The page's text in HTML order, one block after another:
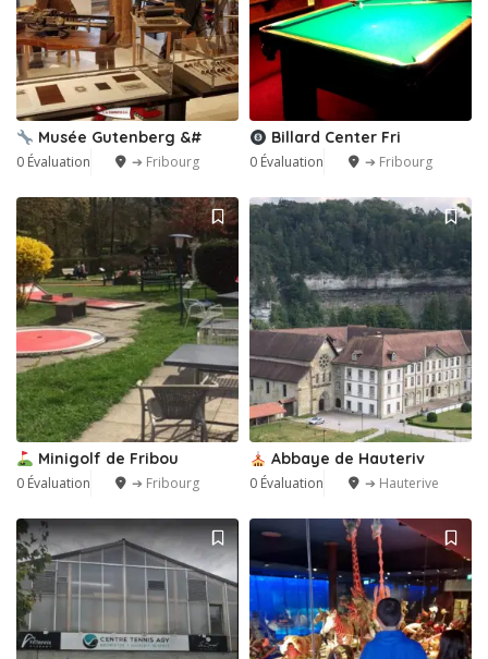
Musée Gutenberg &#
0 Évaluation ➔ Fribourg
Billard Center Fri
0 Évaluation ➔ Fribourg
Minigolf de Fribou
0 Évaluation ➔ Fribourg
Abbaye de Hauteriv
0 Évaluation ➔ Hauterive